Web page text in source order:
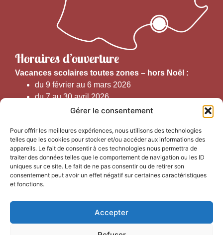
Gérer le consentement
Pour offrir les meilleures expériences, nous utilisons des technologies
telles que les cookies pour stocker et/ou accéder aux informations des
appareils. Le fait de consentir à ces technologies nous permettra de
traiter des données telles que le comportement de navigation ou les ID
uniques sur ce site. Le fait de ne pas consentir ou de retirer son
consentement peut avoir un effet négatif sur certaines caractéristiques
et fonctions.
Accepter
Horaires d’ouverture
Vacances scolaires toutes zones – hors Noël :
du 9 février au 6 mars 2026
du 7 au 30 avril 2026
du 1er juin au 30 septembre 2026
Horaires d’ouverture au public :
Du 1er septembre au 30 juin 2026 (hors juillet et août)
du lundi au vendredi de 9h50 à 12h30 et de
Du 1er juillet au 31 août 2026